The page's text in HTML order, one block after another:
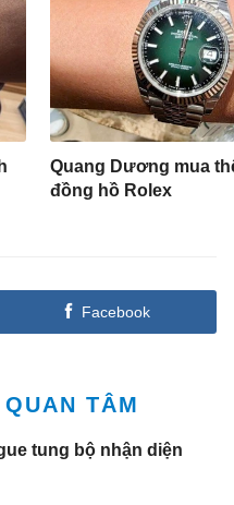
Quang Dương mua
đồng hồ Rolex
Facebook
TÂM
tung bộ nhận diện